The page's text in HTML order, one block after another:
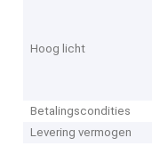
Hoog licht
Betalingscondities
Levering vermogen